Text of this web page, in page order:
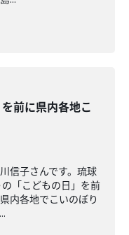
を前に県内各地こ
信子さんです。琉球
「こどもの日」を前
内各地でこいのぼり